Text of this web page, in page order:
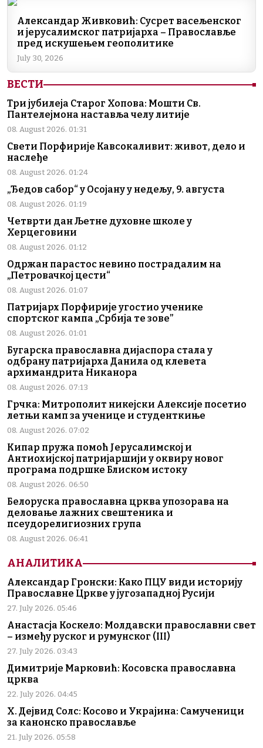
Александар Живковић: Сусрет васељенског
и јерусалимског патријарха – Православље
пред искушењем геополитике
July 30, 2026
ВЕСТИ
Три јубилеја Старог Хопова: Мошти Св.
Пантелејмона наставља челу литије
08. August 2026. 01:31
Свети Порфирије Кавсокаливит: живот, дело и
наслеђе
08. August 2026. 01:24
„Ђедов сабор“ у Осојану у недељу, 9. августа
08. August 2026. 01:19
Четврти дан Љетне духовне школе у
Херцеговини
08. August 2026. 01:12
Одржан парастос невино пострадалим на
„Петровачкој цести“
08. August 2026. 01:07
Патријарх Порфирије угостио ученике
спортског кампа „Србија те зове”
08. August 2026. 01:01
Бугарска православна дијаспора стала у
одбрану патријарха Данила од клевета
архимандрита Никанора
08. August 2026. 07:13
Грчка: Митрополит никејски Алексије посетио
летњи камп за ученице и студенткиње
08. August 2026. 07:02
Кипар пружа помоћ Јерусалимској и
Антиохијској патријаршији у оквиру новог
програма подршке Блиском истоку
08. August 2026. 06:50
Белоруска православна црква упозорава на
деловање лажних свештеника и
псеудорелигиозних група
08. August 2026. 06:41
АНАЛИТИКА
Александар Гронски: Како ПЦУ види историју
Православне Цркве у југозападној Русији
27. July 2026. 05:46
Анастасја Коскело: Молдавски православни свет
– између руског и румунског (III)
27. July 2026. 03:43
Димитрије Марковић: Косовска православна
црква
22. July 2026. 04:45
Х. Дејвид Солс: Косово и Украјина: Самученици
за канонско православље
21. July 2026. 05:58